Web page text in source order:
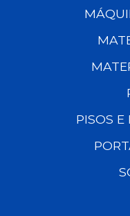
PISOS E